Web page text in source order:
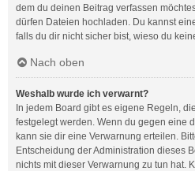
dem du deinen Beitrag verfassen
dürfen Dateien hochladen. Du kannst
falls du dir nicht sicher bist, wieso du
Nach oben
Weshalb wurde ich verwarnt?
In jedem Board gibt es eigene Regeln,
festgelegt werden. Wenn du gegen eine
kann sie dir eine Verwarnung erteilen.
Entscheidung der Administration dieses
nichts mit dieser Verwarnung zu tun hat.